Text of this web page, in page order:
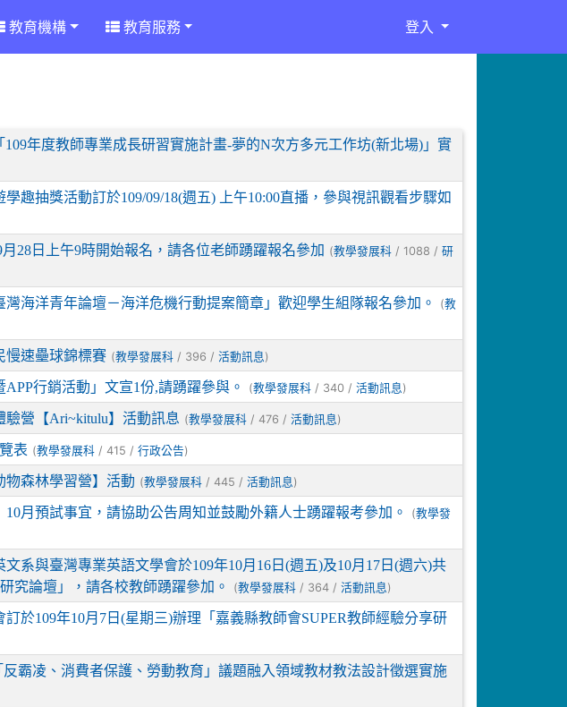
教育機構 教育服務 登入
年度教師專業成長研習實施計畫-夢的N次方多元工作坊(新北場)」實
趣抽獎活動訂於109/09/18(週五) 上午10:00直播，參與視訊觀看步驟如
28日上午9時開始報名，請各位老師踴躍報名參加 (教學發展科 / 1088 / 研
灣海洋青年論壇－海洋危機行動提案簡章」歡迎學生組隊報名參加。 (教
慢速壘球錦標賽 (教學發展科 / 396 / 活動訊息 )
行銷活動」文宣1份,請踴躍參與。 (教學發展科 / 340 / 活動訊息 )
驗營【Ari~kitulu】活動訊息 (教學發展科 / 476 / 活動訊息 )
表 (教學發展科 / 415 / 行政公告)
物森林學習營】活動 (教學發展科 / 445 / 活動訊息 )
月預試事宜，請協助公告周知並鼓勵外籍人士踴躍報考參加。 (教學發
系與臺灣專業英語文學會於109年10月16日(週五)及10月17日(週六)共
究論壇」，請各校教師踴躍參加。
(教學發展科 / 364 /活動訊息 )
於109年10月7日(星期三)辦理「嘉義縣教師會SUPER教師經驗分享研
霸凌、消費者保護、勞動教育」議題融入領域教材教法設計徵選實施